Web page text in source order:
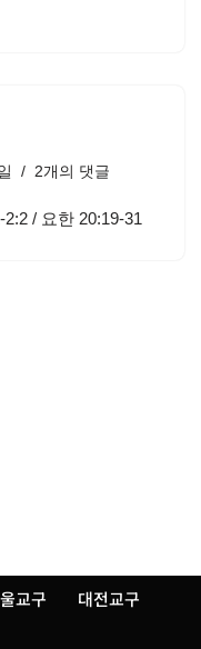
2개의 댓글
/ 요한 20:19-31
교구
대전교구